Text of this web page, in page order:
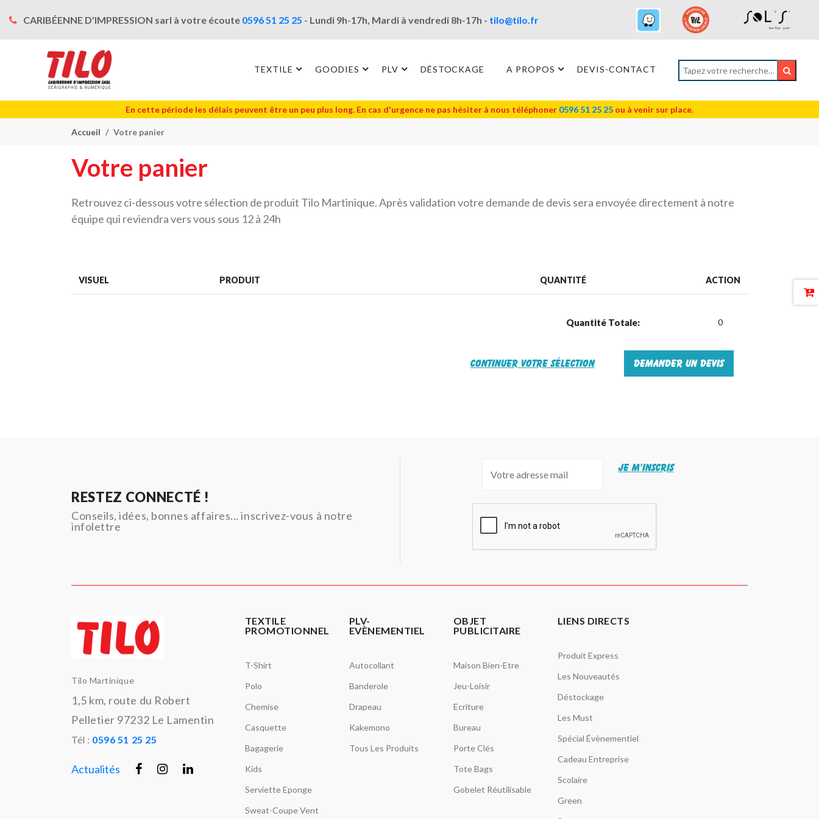
CARIBÉENNE D'IMPRESSION sarl à votre écoute 0596 51 25 25 - Lundi 9h-17h, Mardi à vendredi 8h-17h - tilo@tilo.fr
TEXTILE GOODIES PLV DÉSTOCKAGE A PROPOS DEVIS-CONTACT
En cette période les délais peuvent être un peu plus long. En cas d'urgence ne pas hésiter à nous téléphoner 0596 51 25 25 ou à venir sur place.
Accueil Votre panier
Votre panier
Retrouvez ci-dessous votre sélection de produit Tilo Martinique. Après validation votre demande de devis sera envoyée directement à notre
équipe qui reviendra vers vous sous 12 à 24h
VISUEL PRODUIT QUANTITÉ ACTION
Quantité Totale: 0
Continuer votre sélection Demander un devis
RESTEZ CONNECTÉ !
Conseils, idées, bonnes affaires... inscrivez-vous à notre
infolettre
JE M'INSCRIS
Tilo Martinique
1,5 km, route du Robert
Pelletier 97232 Le Lamentin
Tél : 0596 51 25 25
Actualités
TEXTILE
PROMOTIONNEL
T-Shirt
Polo
Chemise
Casquette
Bagagerie
Kids
Serviette Eponge
Sweat-Coupe Vent
PLV-
EVÈNEMENTIEL
Autocollant
Banderole
Drapeau
Kakemono
Tous Les Produits
OBJET
PUBLICITAIRE
Maison Bien-Etre
Jeu-Loisir
Ecriture
Bureau
Porte Clés
Tote Bags
Gobelet Réutilisable
LIENS DIRECTS
Produit Express
Les Nouveautés
Déstockage
Les Must
Spécial Évènementiel
Cadeau Entreprise
Scolaire
Green